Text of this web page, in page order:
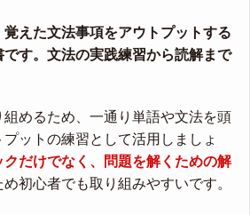
覚えた文法事項をアウトプットする
す。文法の実践練習から読解まで
めるため、一通り単語や文法を頭
ットの練習として活用しましょ
だけでなく、問題を解くための解
め初心者でも取り組みやすいです。